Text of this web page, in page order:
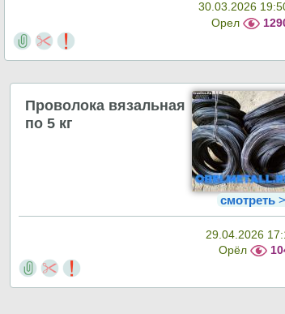
30.03.2026
Орел
Проволока вязальная
по 5 кг
смотреть
29.04.2026
Орёл